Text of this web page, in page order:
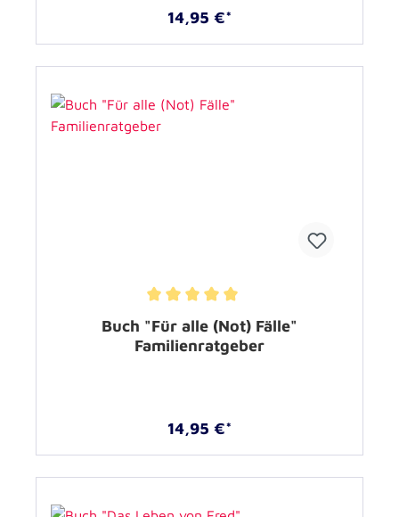
14,95 €*
Durchschnittliche Bewertung von 5 von 5 Sternen
Buch "Für alle (Not) Fälle"
Familienratgeber
14,95 €*